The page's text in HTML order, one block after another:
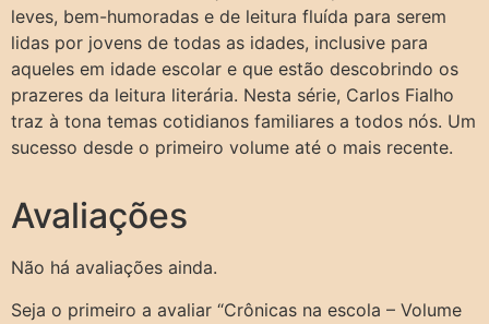
leves, bem-humoradas e de leitura fluída para serem
lidas por jovens de todas as idades, inclusive para
aqueles em idade escolar e que estão descobrindo os
prazeres da leitura literária. Nesta série, Carlos Fialho
traz à tona temas cotidianos familiares a todos nós. Um
sucesso desde o primeiro volume até o mais recente.
Avaliações
Não há avaliações ainda.
Seja o primeiro a avaliar “Crônicas na escola – Volume